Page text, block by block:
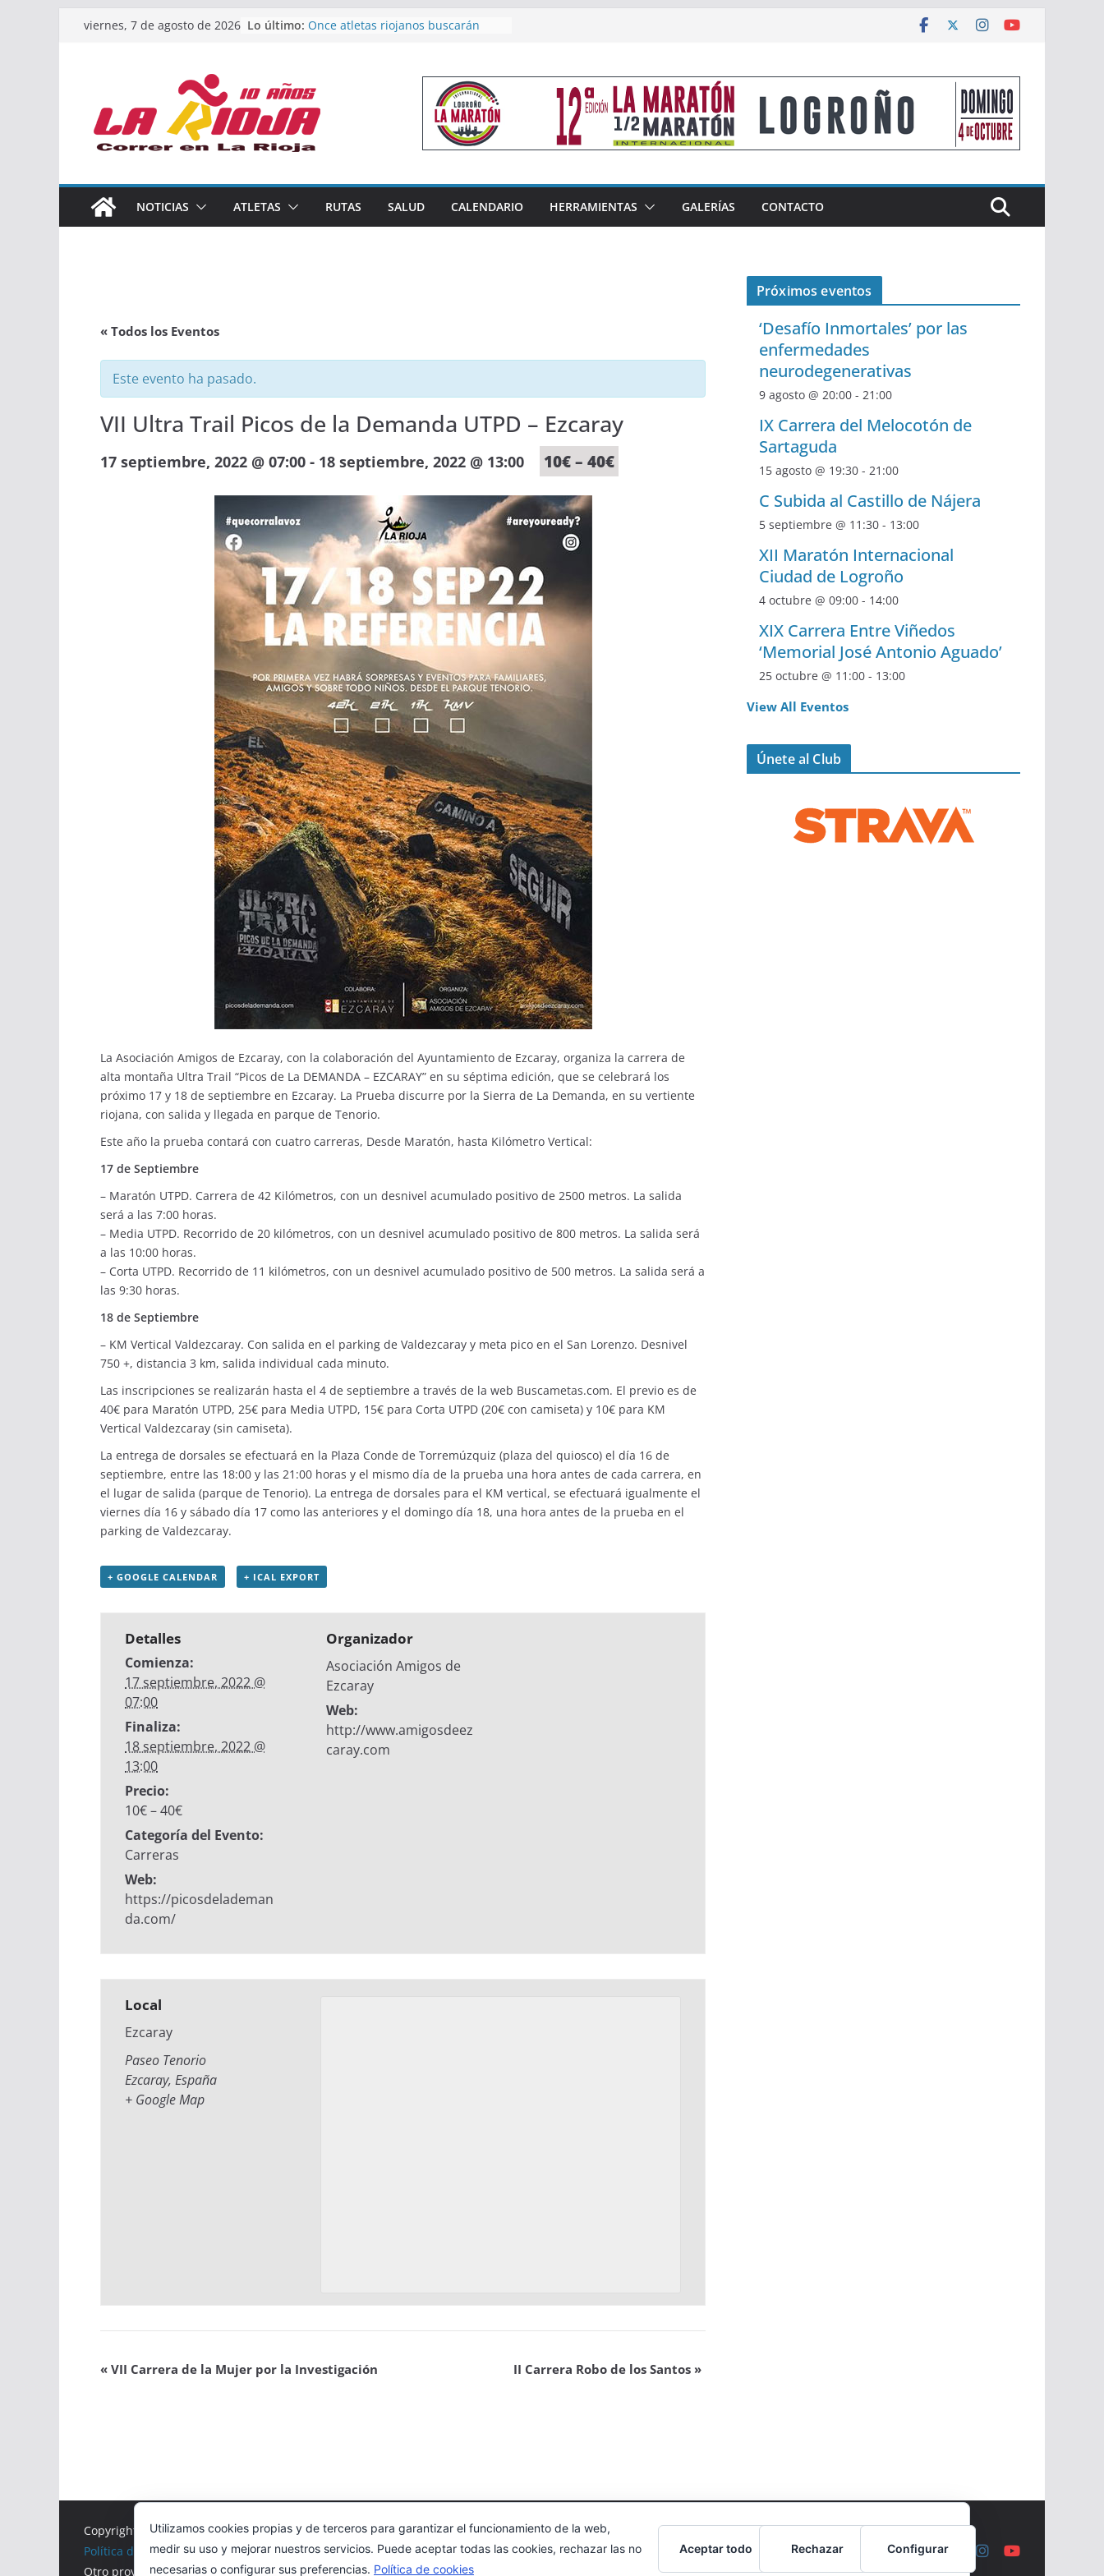
Saltarviernes, 7 de agosto de 2026 Lo último: Once atletas riojanos buscarán
Un bronce en 4×400 y tres puestos
de finalista cierran la participación
riojana en en Nacional de Málaga
El equipo femenino del Tritones
Rioja alcanza el podio nacional de
Acuatlón en Calahorra
España absoluto en Disco
Calahorra acoge este fin de semana
NOTICIAS ATLETAS RUTAS SALUD CALENDARIO HERRAMIENTAS GALERÍAS CONTACTO
« Todos los Eventos
Este evento ha pasado.
VII Ultra Trail Picos de la Demanda UTPD – Ezcaray
17 septiembre, 2022 @ 07:00 - 18 septiembre, 2022 @ 13:00 10€ – 40€
La Asociación Amigos de Ezcaray, con la colaboración del Ayuntamiento de Ezcaray, organiza la carrera de
alta montaña Ultra Trail “Picos de La DEMANDA – EZCARAY” en su séptima edición, que se celebrará los
próximo 17 y 18 de septiembre en Ezcaray. La Prueba discurre por la Sierra de La Demanda, en su vertiente
riojana, con salida y llegada en parque de Tenorio.
Este año la prueba contará con cuatro carreras, Desde Maratón, hasta Kilómetro Vertical:
17 de Septiembre
– Maratón UTPD. Carrera de 42 Kilómetros, con un desnivel acumulado positivo de 2500 metros. La salida
será a las 7:00 horas.
– Media UTPD. Recorrido de 20 kilómetros, con un desnivel acumulado positivo de 800 metros. La salida será
a las 10:00 horas.
– Corta UTPD. Recorrido de 11 kilómetros, con un desnivel acumulado positivo de 500 metros. La salida será a
las 9:30 horas.
18 de Septiembre
– KM Vertical Valdezcaray. Con salida en el parking de Valdezcaray y meta pico en el San Lorenzo. Desnivel
750 +, distancia 3 km, salida individual cada minuto.
Las inscripciones se realizarán hasta el 4 de septiembre a través de la web Buscametas.com. El previo es de
40€ para Maratón UTPD, 25€ para Media UTPD, 15€ para Corta UTPD (20€ con camiseta) y 10€ para KM
Vertical Valdezcaray (sin camiseta).
La entrega de dorsales se efectuará en la Plaza Conde de Torremúzquiz (plaza del quiosco) el día 16 de
septiembre, entre las 18:00 y las 21:00 horas y el mismo día de la prueba una hora antes de cada carrera, en
el lugar de salida (parque de Tenorio). La entrega de dorsales para el KM vertical, se efectuará igualmente el
viernes día 16 y sábado día 17 como las anteriores y el domingo día 18, una hora antes de la prueba en el
parking de Valdezcaray.
+ GOOGLE CALENDAR + ICAL EXPORT
Detalles
Comienza:
17 septiembre, 2022 @
07:00
Finaliza:
18 septiembre, 2022 @
13:00
Precio:
10€ – 40€
Categoría del Evento:
Carreras
Web:
https://picosdelademan
da.com/
Organizador
Asociación Amigos de
Ezcaray
Web:
http://www.amigosdeez
caray.com
Local
Ezcaray
Paseo Tenorio
Ezcaray, España
+ Google Map
« VII Carrera de la Mujer por la Investigación II Carrera Robo de los Santos »
Próximos eventos
‘Desafío Inmortales’ por las
enfermedades
neurodegenerativas
9 agosto @ 20:00 - 21:00
IX Carrera del Melocotón de
Sartaguda
15 agosto @ 19:30 - 21:00
C Subida al Castillo de Nájera
5 septiembre @ 11:30 - 13:00
XII Maratón Internacional
Ciudad de Logroño
4 octubre @ 09:00 - 14:00
XIX Carrera Entre Viñedos
‘Memorial José Antonio Aguado’
25 octubre @ 11:00 - 13:00
View All Eventos
Únete al Club
Copyright © 2026Correr en La Rioja. Todos los derechos reservados.
Política de cookies
Otro proyecto deMiRioja
Utilizamos cookies propias y de terceros para garantizar el funcionamiento de la web,
medir su uso y mejorar nuestros servicios. Puede aceptar todas las cookies, rechazar las no
necesarias o configurar sus preferencias. Política de cookies
Aceptar todo Rechazar Configurar